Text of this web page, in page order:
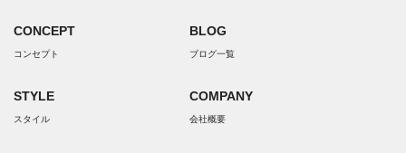
CONCEPT
コンセプト
STYLE
スタイル
BLOG
ブログ一覧
COMPANY
会社概要